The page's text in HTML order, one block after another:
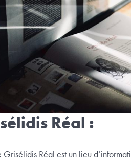
Réal :
Réal est un lieu